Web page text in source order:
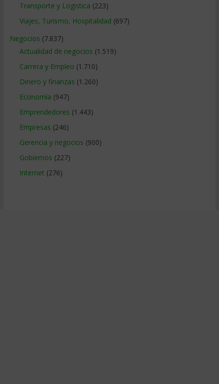
Transporte y Logistica (223)
Viajes, Turismo, Hospitalidad (697)
Negocios (7.837)
Actualidad de negocios (1.519)
Carrera y Empleo (1.710)
Dinero y finanzas (1.260)
Economía (947)
Emprendedores (1.443)
Empresas (246)
Gerencia y negocios (900)
Gobiernos (227)
Internet (276)